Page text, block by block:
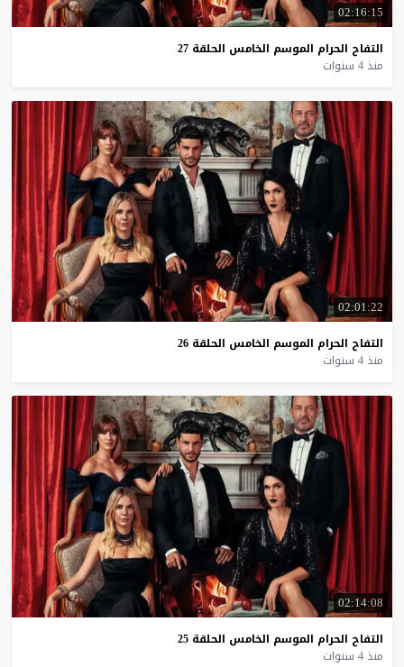
02:16:15
التفاح الحرام الموسم الخامس الحلقة 27
منذ 4 سنوات
02:01:22
التفاح الحرام الموسم الخامس الحلقة 26
منذ 4 سنوات
02:14:08
التفاح الحرام الموسم الخامس الحلقة 25
منذ 4 سنوات